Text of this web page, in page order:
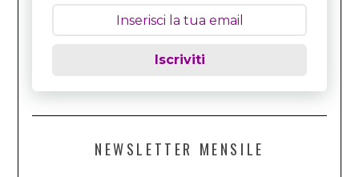
Iscriviti
NEWSLETTER MENSILE